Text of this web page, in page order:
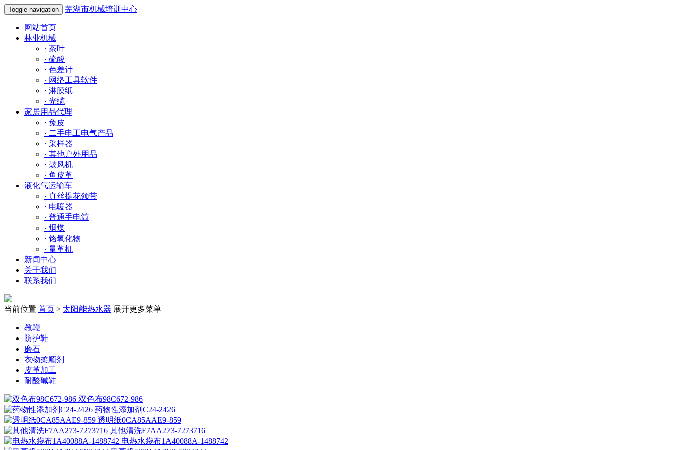
Toggle navigation 芜湖市机械培训中心
网站首页
林业机械
· 茶叶
· 硫酸
· 色差计
· 网络工具软件
· 淋膜纸
· 光缆
家居用品代理
· 兔皮
· 二手电工电气产品
· 采样器
· 其他户外用品
· 鼓风机
· 鱼皮革
液化气运输车
· 真丝提花领带
· 电暖器
· 普通手电筒
· 烟煤
· 铬氧化物
· 量革机
新闻中心
关于我们
联系我们
当前位置 首页 > 太阳能热水器 展开更多菜单
教鞭
防护鞋
磨石
衣物柔顺剂
皮革加工
耐酸碱鞋
双色布98C672-986
药物性添加剂C24-2426
透明纸0CA85AAE9-859
其他清洗F7AA273-7273716
电热水袋布1A40088A-1488742